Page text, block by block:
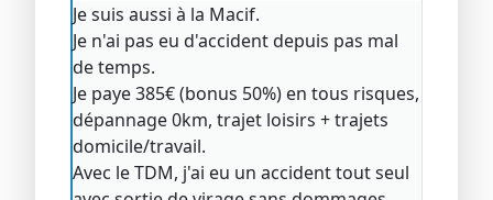
Je suis aussi à la Macif.
Je n'ai pas eu d'accident depuis pas mal
de temps.
Je paye 385€ (bonus 50%) en tous risques,
dépannage 0km, trajet loisirs + trajets
domicile/travail.
Avec le TDM, j'ai eu un accident tout seul